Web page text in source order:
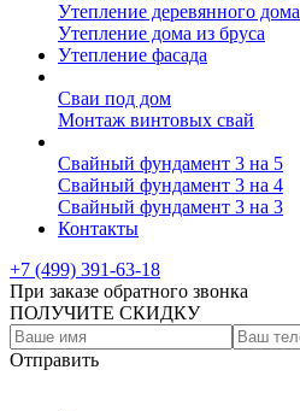
Утепление деревянного дома
Утепление дома из бруса
Утепление фасада
Сваи под дом
Монтаж винтовых свай
Свайный фундамент 3 на 5
Свайный фундамент 3 на 4
Свайный фундамент 3 на 3
Контакты
+7 (499) 391-63-18
При заказе обратного звонка
ПОЛУЧИТЕ СКИДКУ
Отправить